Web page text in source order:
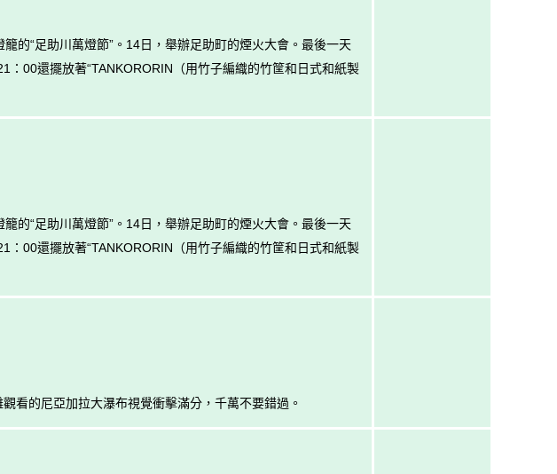
的“足助川萬燈節”。14日，舉辦足助町的煙火大會。最後一天
00還擺放著“TANKORORIN（用竹子編織的竹筐和日式和紙製
的“足助川萬燈節”。14日，舉辦足助町的煙火大會。最後一天
00還擺放著“TANKORORIN（用竹子編織的竹筐和日式和紙製
看的尼亞加拉大瀑布視覺衝擊滿分，千萬不要錯過。